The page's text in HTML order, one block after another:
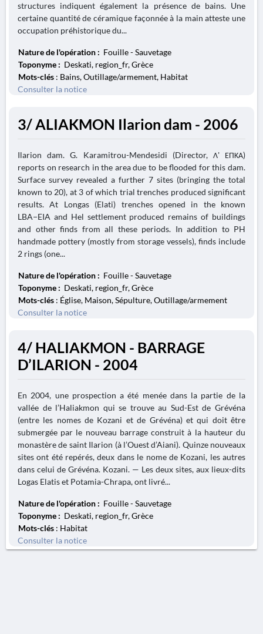
structures indiquent également la présence de bains. Une
certaine quantité de céramique façonnée à la main atteste une
occupation préhistorique du...
Nature de l'opération : Fouille - Sauvetage
Toponyme : Deskati, region_fr, Grèce
Mots-clés : Bains, Outillage/armement, Habitat
Consulter la notice
3/ ALIAKMON Ilarion dam - 2006
Ilarion dam. G. Karamitrou-Mendesidi (Director, Λ' ΕΠΚΑ)
reports on research in the area due to be flooded for this dam.
Surface survey revealed a further 7 sites (bringing the total
known to 20), at 3 of which trial trenches produced significant
results. At Longas (Elati) trenches opened in the known
LBA−EIA and Hel settlement produced remains of buildings
and other finds from all these periods. In addition to PH
handmade pottery (mostly from storage vessels), finds include
2 rings (one...
Nature de l'opération : Fouille - Sauvetage
Toponyme : Deskati, region_fr, Grèce
Mots-clés : Église, Maison, Sépulture, Outillage/armement
Consulter la notice
4/ HALIAKMON - BARRAGE
D’ILARION - 2004
En 2004, une prospection a été menée dans la partie de la
vallée de l’Haliakmon qui se trouve au Sud-Est de Grévéna
(entre les nomes de Kozani et de Grévéna) et qui doit être
submergée par le nouveau barrage construit à la hauteur du
monastère de saint Ilarion (à l’Ouest d’Aiani). Quinze nouveaux
sites ont été repérés, deux dans le nome de Kozani, les autres
dans celui de Grévéna. Kozani. — Les deux sites, aux lieux-dits
Logas Elatis et Potamia-Chrapa, ont livré...
Nature de l'opération : Fouille - Sauvetage
Toponyme : Deskati, region_fr, Grèce
Mots-clés : Habitat
Consulter la notice